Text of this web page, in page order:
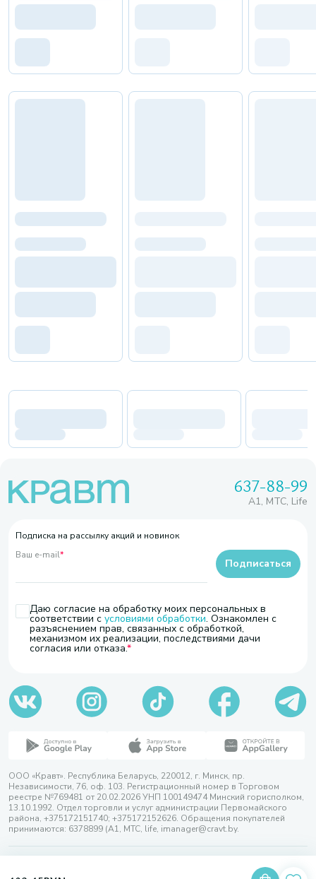
637-88-99
A1, МТС, Life
Подписка на рассылку акций и новинок
Ваш e-mail*
Даю согласие на обработку моих персональных в
соответствии с условиями обработки. Ознакомлен с
разъяснением прав, связанных с обработкой,
механизмом их реализации, последствиями дачи
согласия или отказа.
Подписаться
ООО «Кравт». Республика Беларусь, 220012, г. Минск, пр.
Независимости, 76, оф. 103. Регистрационный номер в Торговом
реестре №769481 от 20.02.2026 УНП 100149474 Минский горисполком,
13.10.1992. Отдел торговли и услуг администрации Первомайского
района, +375172151740; +375172152626. Обращения покупателей
принимаются: 6378899 (А1, МТС, life, imanager@cravt.by.